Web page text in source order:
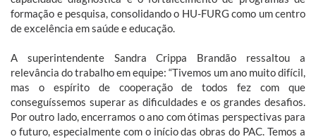
formação e pesquisa, consolidando o HU-FURG como um centro
de excelência em saúde e educação.
A superintendente Sandra Crippa Brandão ressaltou a
relevância do trabalho em equipe: “Tivemos um ano muito difícil,
mas o espírito de cooperação de todos fez com que
conseguíssemos superar as dificuldades e os grandes desafios.
Por outro lado, encerramos o ano com ótimas perspectivas para
o futuro, especialmente com o início das obras do PAC. Temos a